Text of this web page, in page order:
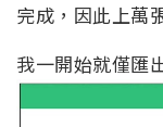
完成，因此上萬
我一開始就僅匯